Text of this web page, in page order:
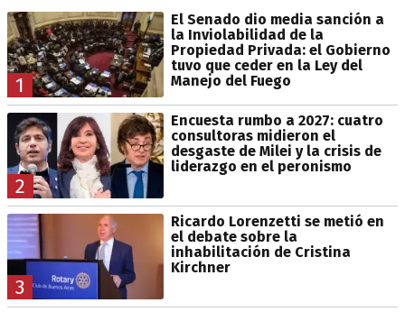
1
El Senado dio media sanción a
la Inviolabilidad de la
Propiedad Privada: el Gobierno
tuvo que ceder en la Ley del
Manejo del Fuego
2
Encuesta rumbo a 2027: cuatro
consultoras midieron el
desgaste de Milei y la crisis de
liderazgo en el peronismo
3
Ricardo Lorenzetti se metió en
el debate sobre la
inhabilitación de Cristina
Kirchner